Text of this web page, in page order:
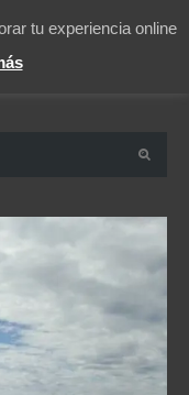
tu experiencia online